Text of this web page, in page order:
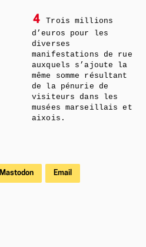
4
Trois millions
d’euros pour les
diverses
manifestations de rue
auxquels s’ajoute la
même somme résultant
de la pénurie de
visiteurs dans les
musées marseillais et
aixois.
Mastodon Email